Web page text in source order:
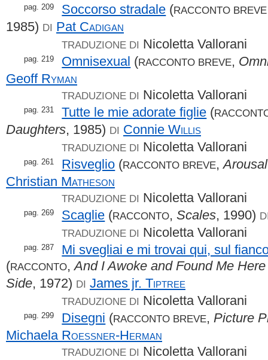
pag. 209 Soccorso stradale (RACCONTO BREVE
1985) DI Pat Cadigan
TRADUZIONE DI Nicoletta Vallorani
pag. 219 Omnisexual (RACCONTO BREVE,
Geoff Ryman
TRADUZIONE DI Nicoletta Vallorani
pag. 231 Tutte le mie adorate figlie (
Daughters, 1985) DI Connie Willis
TRADUZIONE DI Nicoletta Vallorani
pag. 261 Risveglio (RACCONTO BREVE,Arousal
Christian Matheson
TRADUZIONE DI Nicoletta Vallorani
pag. 269 Scaglie (RACCONTO,Scales, 1990)
TRADUZIONE DI Nicoletta Vallorani
pag. 287
Mi svegliai e mi trovai qui, sul
(RACCONTO,And I Awoke and Found Me
Side, 1972) DI James jr. Tiptree
TRADUZIONE DI Nicoletta Vallorani
pag. 299 Disegni (RACCONTO BREVE, Picture
Michaela Roessner-Herman
TRADUZIONE DI Nicoletta Vallorani